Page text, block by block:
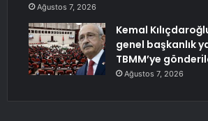
Ağustos 7, 2026
Kemal
genel başkanlık
TBMM’ye
Ağustos 7, 2026